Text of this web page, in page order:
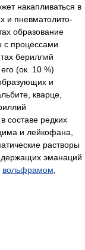
накапливаться в
и пневматолито-
образование
с процессами
бериллий
(ок. 10 %)
и
кварце,
составе редких
и лейкофана,
растворы
эманаций
вольфрамом